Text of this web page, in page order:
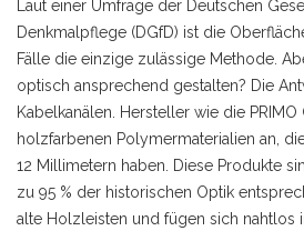
Laut einer Umfrage der Deutschen
Denkmalpflege (DGfD) ist die
Fälle die einzige zulässige Methode.
optisch ansprechend gestalten? Die
Kabelkanälen. Hersteller wie die
holzfarbenen Polymermaterialien an,
12 Millimetern haben. Diese Produkte
zu 95 % der historischen Optik
alte Holzleisten und fügen sich nahtlos